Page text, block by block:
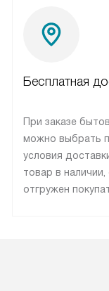
Бесплатная
При заказе
можно выбрать
условия
товар в
отгружен
оплачивается
Возможна